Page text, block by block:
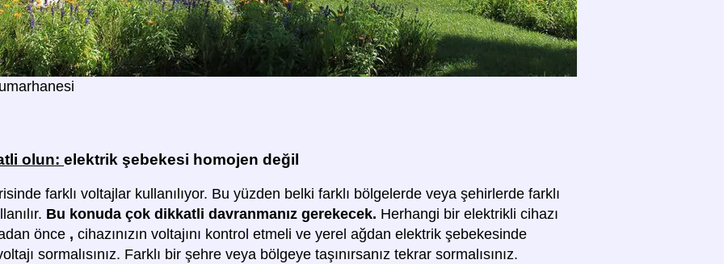
olun: elektrik şebekesi homojen değil
farklı voltajlar kullanılıyor. Bu yüzden belki farklı bölgelerde veya şehirlerde farklı
Bu konuda çok dikkatli davranmanız gerekecek. Herhangi bir elektrikli cihazı
önce , cihazınızın voltajını kontrol etmeli ve yerel ağdan elektrik şebekesinde
sormalısınız. Farklı bir şehre veya bölgeye taşınırsanız tekrar sormalısınız.